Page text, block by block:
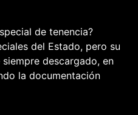
de tenencia?
del Estado, pero su
descargado, en
la documentación